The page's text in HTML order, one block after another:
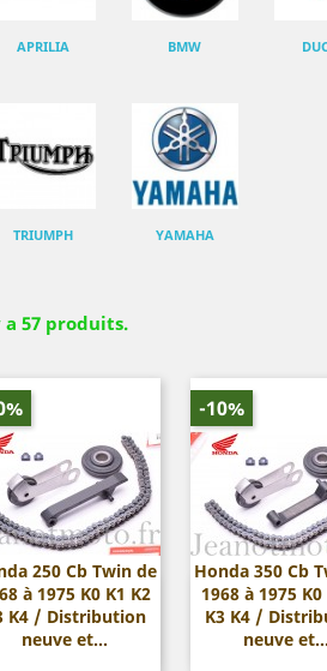
APRILIA BMW
TRIUMPH YAMAHA
57 produits.
250 Cb Twin de
à 1975 K0 K1 K2
K4 / Distribution
neuve et...
Aperçu rapide
Honda 350 Cb
1968 à 1975 K0
K3 K4 /
neuve et...
-10%
Aperçu